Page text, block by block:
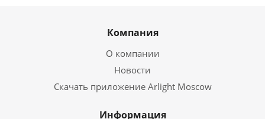
Компания
О компании
Новости
Скачать приложение Arlight Moscow
Информация